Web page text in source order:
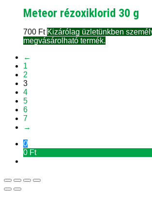
Meteor rézoxiklorid 30 g
700 Ft Kizárólag üzletünkben
megvásárolható termék.
←
1
2
3
4
5
6
7
→
0
0 Ft